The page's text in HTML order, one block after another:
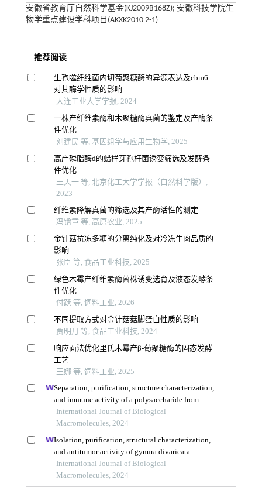
安徽省教育厅自然科学基金(KJ2009B168Z); 安徽科技学院生
物学重点建设学科项目(AKXK2010 2-1)